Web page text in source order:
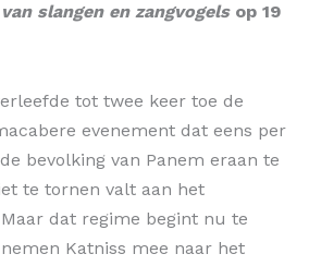
slangen en zangvogelsop 19
tot twee keer toe de
evenement dat eens per
bevolking van Panem eraan te
te tornen valt aan het
dat regime begint nu te
Katniss mee naar het